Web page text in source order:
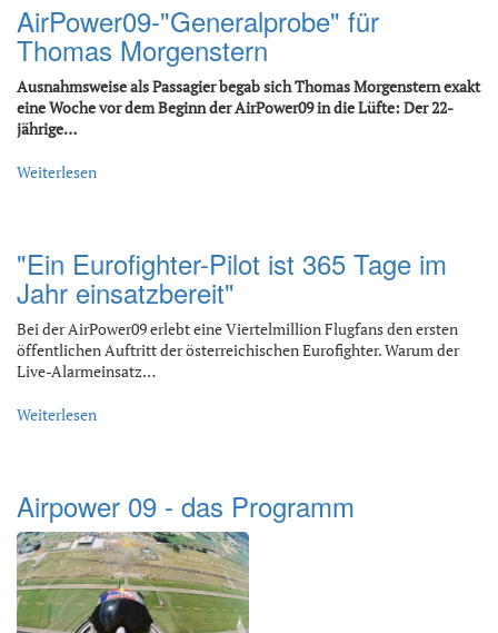
AirPower09-"Generalprobe" für
Thomas Morgenstern
Ausnahmsweise als Passagier begab sich Thomas Morgenstern exakt
eine Woche vor dem Beginn der AirPower09 in die Lüfte: Der 22-
jährige…
Weiterlesen
"Ein Eurofighter-Pilot ist 365 Tage im
Jahr einsatzbereit"
Bei der AirPower09 erlebt eine Viertelmillion Flugfans den ersten
öffentlichen Auftritt der österreichischen Eurofighter. Warum der
Live-Alarmeinsatz…
Weiterlesen
Airpower 09 - das Programm